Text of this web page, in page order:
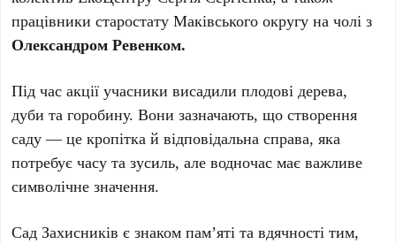
працівники старостату Маківського округу на чолі з
Олександром Ревенком.
Під час акції учасники висадили плодові дерева,
дуби та горобину. Вони зазначають, що створення
саду — це кропітка й відповідальна справа, яка
потребує часу та зусиль, але водночас має важливе
символічне значення.
Сад Захисників є знаком пам’яті та вдячності тим,